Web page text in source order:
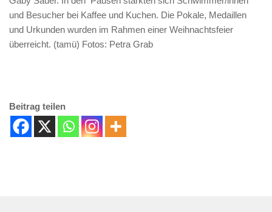
und Besucher bei Kaffee und Kuchen. Die Pokale, Medaillen
und Urkunden wurden im Rahmen einer Weihnachtsfeier
überreicht. (tamü) Fotos: Petra Grab
Beitrag teilen